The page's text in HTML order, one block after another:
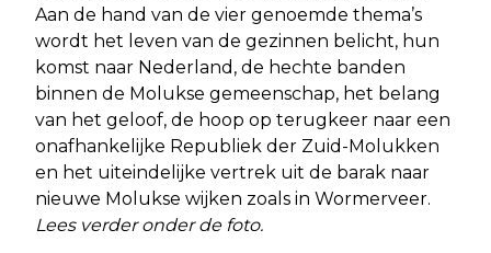
Aan de hand van de vier genoemde thema’s
wordt het leven van de gezinnen belicht, hun
komst naar Nederland, de hechte banden
binnen de Molukse gemeenschap, het belang
van het geloof, de hoop op terugkeer naar een
onafhankelijke Republiek der Zuid-Molukken
en het uiteindelijke vertrek uit de barak naar
nieuwe Molukse wijken zoals in Wormerveer.
Lees verder onder de foto.